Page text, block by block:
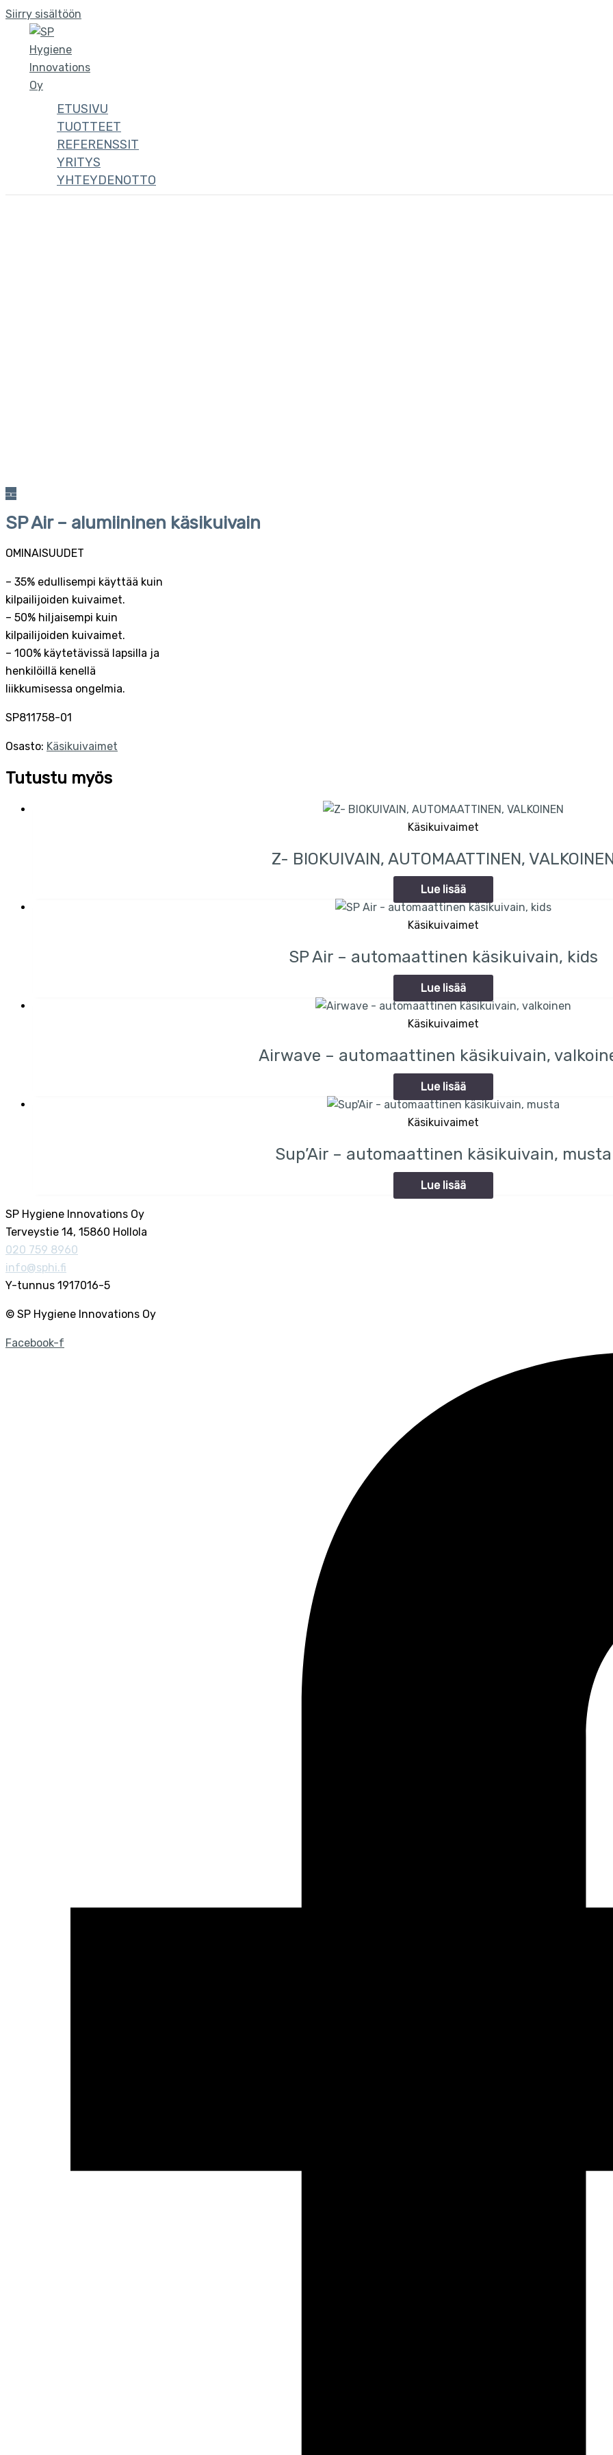
Siirry sisältöön
ETUSIVU
TUOTTEET
REFERENSSIT
YRITYS
YHTEYDENOTTO
SP Air – alumiininen käsikuivain
OMINAISUUDET
– 35% edullisempi käyttää kuin
kilpailijoiden kuivaimet.
– 50% hiljaisempi kuin
kilpailijoiden kuivaimet.
– 100% käytetävissä lapsilla ja
henkilöillä kenellä
liikkumisessa ongelmia.
SP811758-01
Osasto: Käsikuivaimet
Tutustu myös
Käsikuivaimet
Z- BIOKUIVAIN, AUTOMAATTINEN,
Lue lisää
Käsikuivaimet
SP Air – automaattinen käsikuivain, kids
Lue lisää
Käsikuivaimet
Airwave – automaattinen käsikuivain,
Lue lisää
Käsikuivaimet
Sup’Air – automaattinen käsikuivain, musta
Lue lisää
SP Hygiene Innovations Oy
Terveystie 14, 15860 Hollola
020 759 8960
info@sphi.fi
Y-tunnus 1917016-5
© SP Hygiene Innovations Oy
Facebook-f